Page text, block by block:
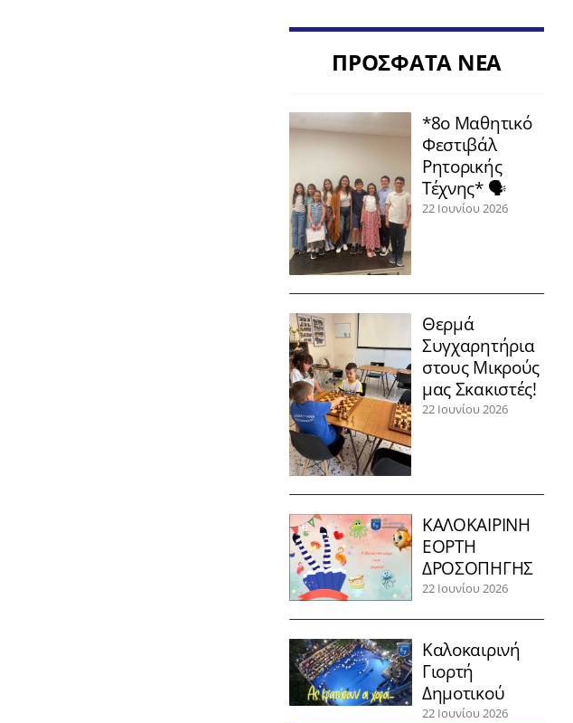
ΠΡΟΣΦΑΤΑ ΝΕΑ
*8ο Μαθητικό
Φεστιβάλ
Ρητορικής
Τέχνης* 🗣️
22 Ιουνίου 2026
Θερμά
Συγχαρητήρια
στους Μικρούς
μας Σκακιστές!
22 Ιουνίου 2026
ΚΑΛΟΚΑΙΡΙΝΗ
ΕΟΡΤΗ
ΔΡΟΣΟΠΗΓΗΣ
22 Ιουνίου 2026
Καλοκαιρινή
Γιορτή
Δημοτικού
22 Ιουνίου 2026